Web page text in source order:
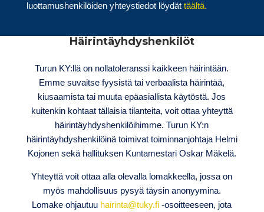
luottamushenkilöiden yhteystiedot löydät täältä.
Häirintäyhdyshenkilöt
Turun KY:llä on nollatoleranssi kaikkeen häirintään.
Emme suvaitse fyysistä tai verbaalista häirintää,
kiusaamista tai muuta epäasiallista käytöstä. Jos
kuitenkin kohtaat tällaisia tilanteita, voit ottaa yhteyttä
häirintäyhdyshenkilöihimme. Turun KY:n
häirintäyhdyshenkilöinä toimivat toiminnanjohtaja Helmi
Kojonen sekä hallituksen Kuntamestari Oskar Mäkelä.
Yhteyttä voit ottaa alla olevalla lomakkeella, jossa on
myös mahdollisuus pysyä täysin anonyymina.
Lomake ohjautuu hairinta@tuky.fi -osoitteeseen, jota